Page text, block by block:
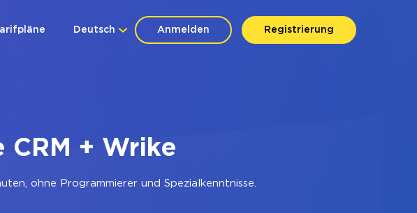
Anmelden Registrierung
Deutsch
CRM + Wrike
ohne Programmierer und Spezialkenntnisse.